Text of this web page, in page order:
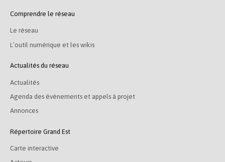
Comprendre le réseau
Le réseau
L’outil numérique et les wikis
Actualités du réseau
Actualités
Agenda des événements et appels à projet
Annonces
Répertoire Grand Est
Carte interactive